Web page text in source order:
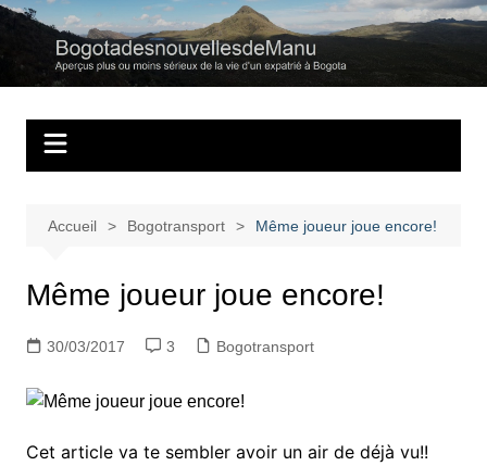
Aller
contenu
Regards personnels sur la vie d’expatrié à Bogota
Accueil Bogotransport Même joueur joue encore!
Même joueur joue encore!
30/03/2017 3 Bogotransport
Cet article va te sembler avoir un air de déjà vu!!